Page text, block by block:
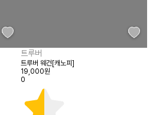
트루버
트루버 웨건[캐노피]
19,000원
0